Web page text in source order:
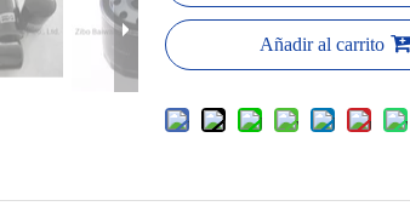
Añadir al carrito